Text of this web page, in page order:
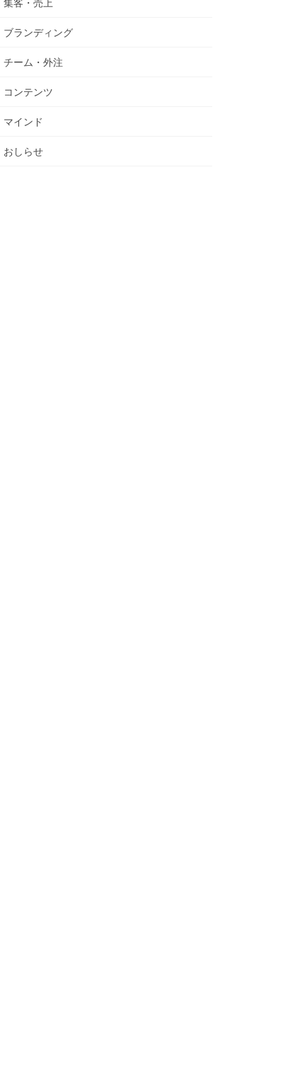
集客・売上
ブランディング
チーム・外注
コンテンツ
マインド
おしらせ